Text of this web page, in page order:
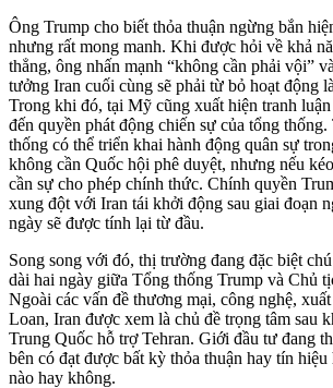
Ông Trump cho biết thỏa thuận ngừng bắn
nhưng rất mong manh. Khi được hỏi về khả
thẳng, ông nhấn mạnh “không cần phải vội”
tưởng Iran cuối cùng sẽ phải từ bỏ hoạt động
Trong khi đó, tại Mỹ cũng xuất hiện tranh
đến quyền phát động chiến sự của tổng
thống có thể triển khai hành động quân sự
không cần Quốc hội phê duyệt, nhưng nếu
cần sự cho phép chính thức. Chính quyền
xung đột với Iran tái khởi động sau giai đoạn
ngày sẽ được tính lại từ đầu.
Song song với đó, thị trường đang đặc biệt
dài hai ngày giữa Tổng thống Trump và Chủ
Ngoài các vấn đề thương mại, công nghệ,
Loan, Iran được xem là chủ đề trọng tâm sau
Trung Quốc hỗ trợ Tehran. Giới đầu tư đang
bên có đạt được bất kỳ thỏa thuận hay tín hiệu
nào hay không.